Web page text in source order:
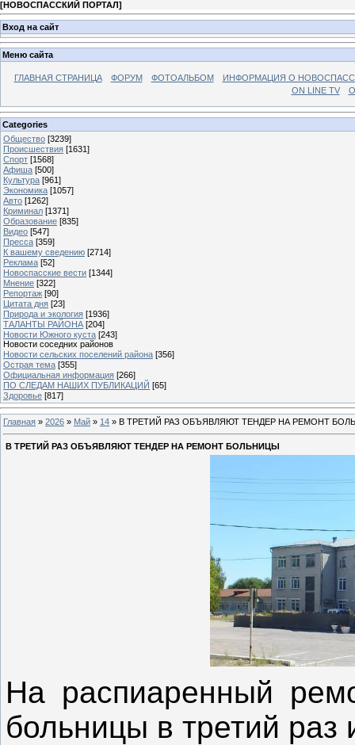
[НОВОСПАССКИЙ ПОРТАЛ]
Вход на сайт
Меню сайта
ГЛАВНАЯ СТРАНИЦА ФОРУМ ФОТОАЛЬБОМ
ИНФОРМАЦИЯ О
ON LINE TV
Categories
Общество [3239]
Происшествия [1631]
Спорт [1568]
Афиша [500]
Культура [961]
Экономика [1057]
Авто [1262]
Криминал [1371]
Образование [835]
Видео [547]
Пресса [359]
К вашему сведению [2714]
Реклама [52]
Новоспасские вести [1344]
Мнение [322]
Репортаж [90]
Цитата дня [23]
Природа и экология [1936]
ТАЛАНТЫ РАЙОНА [204]
Новости Южного куста [243]
Новости соседних районов
Новости сельских поселений района [356]
Острая тема [355]
Официальная информация [266]
ПО СЛЕДАМ НАШИХ ПУБЛИКАЦИЙ [65]
Здоровье [817]
Главная » 2026 » Май » 14 » В ТРЕТИЙ РАЗ ОБЪЯВЛЯЮТ ТЕНДЕР НА РЕМОНТ
В ТРЕТИЙ РАЗ ОБЪЯВЛЯЮТ ТЕНДЕР НА РЕМОНТ БОЛЬНИЦЫ
На распиаренный
больницы в третий раз